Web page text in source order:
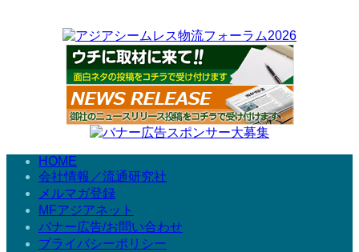
HOME
会社情報／流通研究社
メルマガ登録
MFアジアネット
バナー広告/お問い合わせ
プライバシーポリシー